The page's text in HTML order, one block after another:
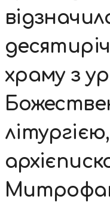
храму з